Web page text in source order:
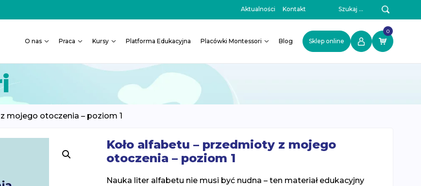
Aktualności Kontakt
O nas Praca Kursy Platforma Edukacyjna Placówki Montessori Blog Sklep online
0
mojego otoczenia – poziom 1
Koło alfabetu – przedmioty z mojego
otoczenia – poziom 1
Nauka liter alfabetu nie musi być nudna – ten materiał edukacyjny